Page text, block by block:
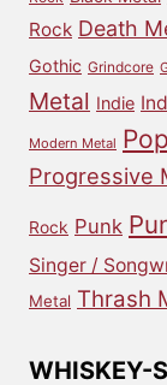
Rock Death
Gothic Grindcore
Metal Indie
Modern Metal Pop
Progressive
Rock Punk
Singer /
Metal Thrash
WHISKEY-